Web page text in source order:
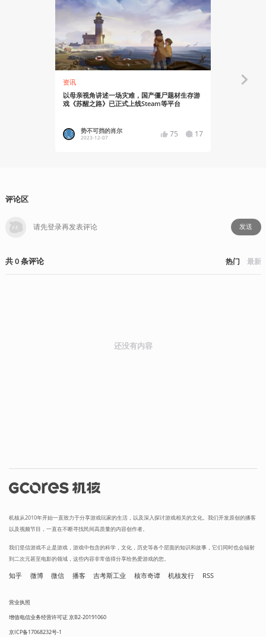
资讯
以母亲视角讲述一场灾难，国产僵尸题材生存游
戏《苏醒之路》已正式上线Steam等平台
势不可挡的肖尔
2023-12-07 75 17
评论区
发送
共0条评论 热门 最新
还没有内容
机核从2010年开始一直致力于分享游戏玩家的生活，以及深入探讨游戏相关的文化。我们开发原创的播客
以及视频节目，一直在不断寻找民间高质量的内容创作者。
我们坚信游戏不止是游戏，游戏中包含的科学，文化，历史等各个层面的知识和故事，它们同时也会辐射
到二次元甚至电影的领域，这些内容非常值得分享给热爱游戏的您。
知乎 微博 微信 播客 吉考斯工业 核市奇谭 机核发行 RSS
营业执照
增值电信业务经营许可证 京B2-20191060
京ICP备17068232号-1